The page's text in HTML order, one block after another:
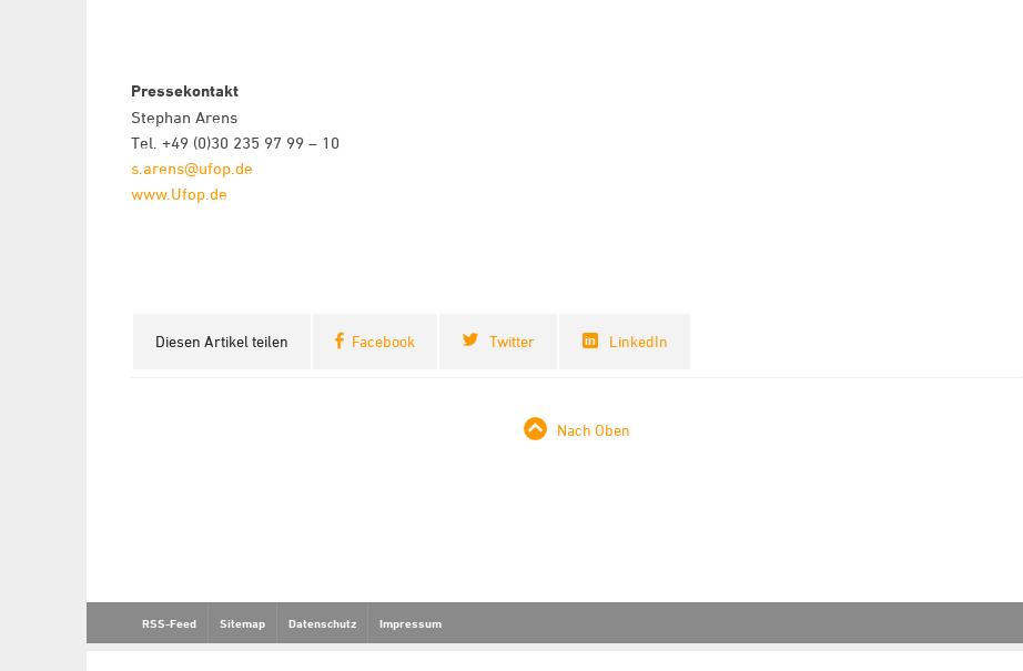
Pressekontakt
Stephan Arens
Tel. +49 (0)30 235 97 99 – 10
s.arens@ufop.de
www.Ufop.de
Diesen Artikel teilen Facebook Twitter LinkedIn
Nach Oben
RSS-Feed Sitemap Datenschutz Impressum